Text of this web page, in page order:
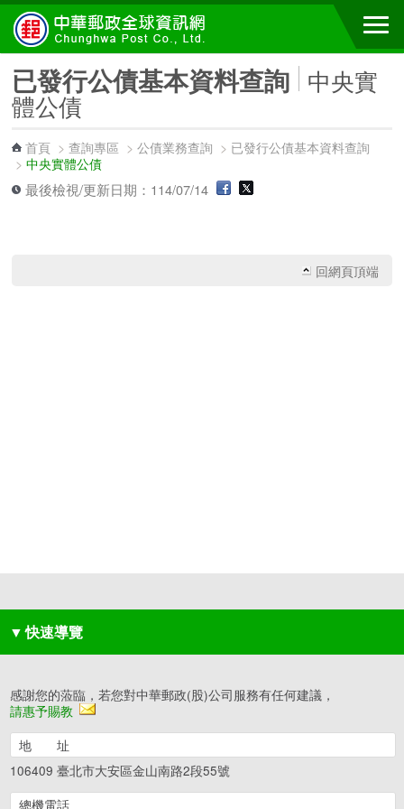
跳到主要內容區塊
已發行公債基本資料查詢 中央實
體公債
首頁 >查詢專區 >公債業務查詢 > 已發行公債基本資料查詢
>中央實體公債
最後檢視/更新日期：114/07/14
回網頁頂端
▼ 快速導覽
感謝您的蒞臨，若您對中華郵政(股)公司服務有任何建議，
請惠予賜教
地 址
106409 臺北市大安區金山南路2段55號
總機電話